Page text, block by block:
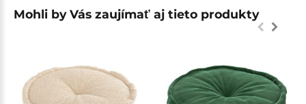
Mohli by Vás zaujímať aj tieto produkty